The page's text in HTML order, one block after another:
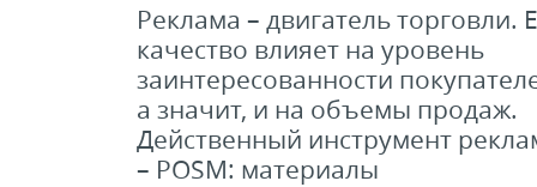
Реклама – двигатель торговли.
качество влияет на уровень
заинтересованности
а значит, и на объемы продаж.
Действенный инструмент
– POSМ: материалы